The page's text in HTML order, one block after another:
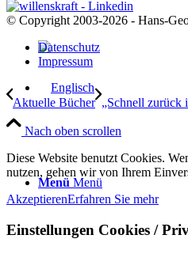
Menü Menü
© Copyright 2003-2026 - Hans-
Datenschutz
Impressum
Aktuelle Bücher „Schnell zurück
Nach oben scrollen
Diese Website benutzt Cookies.
nutzen, gehen wir von Ihrem
AkzeptierenErfahren Sie mehr
Einstellungen Cookies /